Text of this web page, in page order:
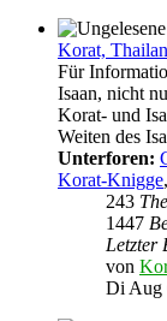
Korat,
Für
Isaan, nicht
Korat- und
Weiten des
Unterforen:
Korat-Knigge,
243
1447
Letzter
von
Di Aug